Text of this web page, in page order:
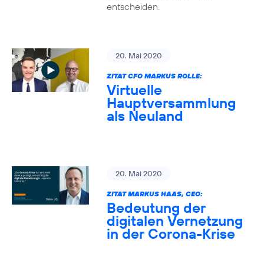
entscheiden.
20. Mai 2020
ZITAT CFO MARKUS ROLLE:
Virtuelle
Hauptversammlung
als Neuland
20. Mai 2020
ZITAT MARKUS HAAS, CEO:
Bedeutung der
digitalen Vernetzung
in der Corona-Krise